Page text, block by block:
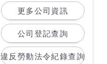
更多公司資訊
公司登記查詢
違反勞動法令紀錄查詢